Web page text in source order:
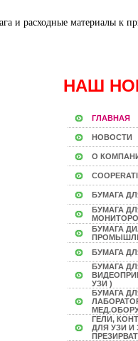
НАШ
ГЛАВНАЯ
НОВОСТИ
О
БУМАГА
БУМАГА
БУМАГА
БУМАГА
БУМАГА
УЗИ )
БУМАГА
ГЕЛИ,
ДЛЯ УЗИ И